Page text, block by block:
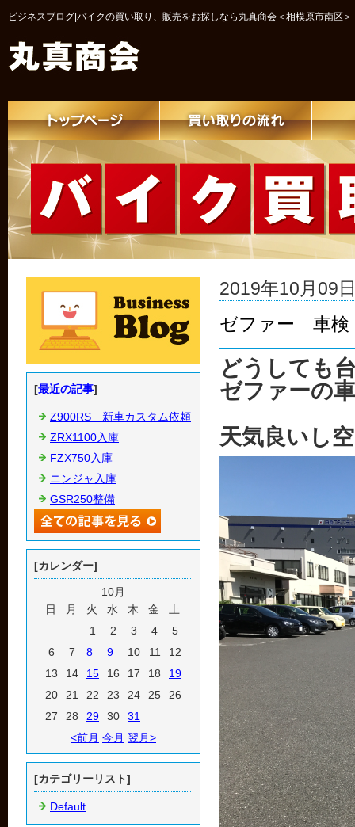
ビジネスブログ|バイクの買い取り、販売をお探しなら丸真商会＜相模原市南区＞
2019年10月09
ゼファー 車検
どうしても
ゼファーの
天気良いし
[最近の記事]
Z900RS 新車カスタム依頼
ZRX1100入庫
FZX750入庫
ニンジャ入庫
GSR250整備
[カレンダー]
10月
日
月 火 水 木 金
土
1
2 3 4
5
6
7 8 9 10 11
12
13
14 15 16 17 18
19
20
21 22 23 24 25
26
27
28 29 30
31
<前月 今月 翌月>
[カテゴリーリスト]
Default